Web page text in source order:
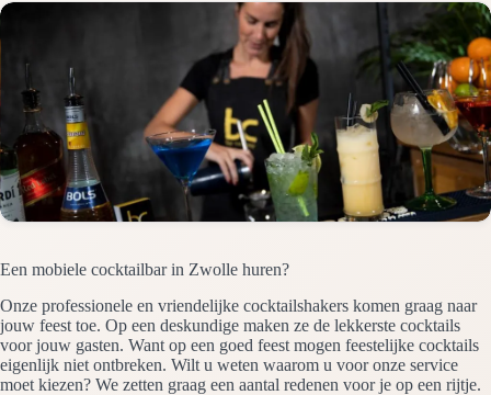
Een mobiele cocktailbar in Zwolle huren?
Onze professionele en vriendelijke cocktailshakers komen graag naar
jouw feest toe. Op een deskundige maken ze de lekkerste cocktails
voor jouw gasten. Want op een goed feest mogen feestelijke cocktails
eigenlijk niet ontbreken. Wilt u weten waarom u voor onze service
moet kiezen? We zetten graag een aantal redenen voor je op een rijtje.